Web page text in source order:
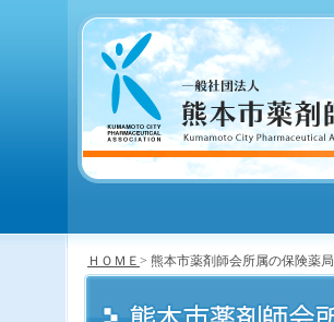
ＨＯＭＥ > 熊本市薬剤師会所属の保険薬局